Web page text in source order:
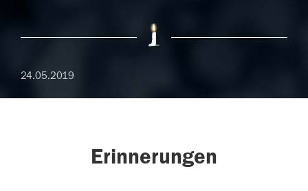
24.05.2019
Erinnerungen